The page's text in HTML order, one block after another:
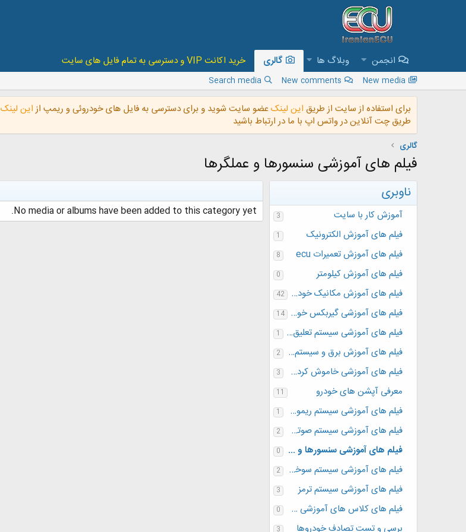
انجمن وبلاگ ها گالری خرید اکانت VIP و دسترسی به تمام فایل های سایت
New media
New comments
Search media
برای استفاده از سایت از طریق این لینکعضو سایت شوید و برای دسترسی به فایل های خودروئی و ریمپ ازاین لینک
طریق چت آنلاین در واتس اپ با ما در ارتباط باشید
گالری
فیلم های آموزشی سنسورها و عملگرها
ناوبری
آموزش کار با سایت 3
فیلم های آموزش الکترونیک 1
فیلم های آموزش تعمیرات ecu 8
فیلم های آموزش کیلومتر 0
فیلم های آموزش مکانیک خودرو 42
فیلم های آموزشی گیربکس خودرو 14
فیلم های آموزشی سیستم تعلیق خودرو 1
فیلم های آموزش برق و سیستم سوخت رسانی 2
فیلم های آموزشی خاموش کردن چراغ سرویس خودرو ها 3
معرفی آپشن های خودرو 11
فیلم های آموزشی سیستم ریموت کنترل و Keyless 1
فیلم های آموزشی سیستم صوتی خودرو 2
فیلم های آموزشی سنسورها و عملگرها 0
فیلم های آموزشی سیستم سوخت رسانی 2
فیلم های آموزشی سیستم ترمز 3
فیلم های کلاس های آموزشی سایت 0
برسی و تست تصادف خودروها 3
No media or albums have been added to this category yet.